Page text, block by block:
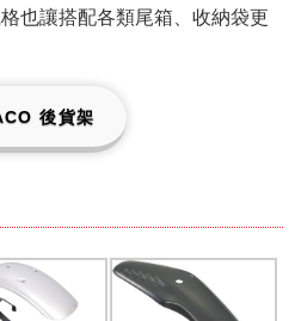
也讓搭配各類尾箱、收納袋更
後貨架